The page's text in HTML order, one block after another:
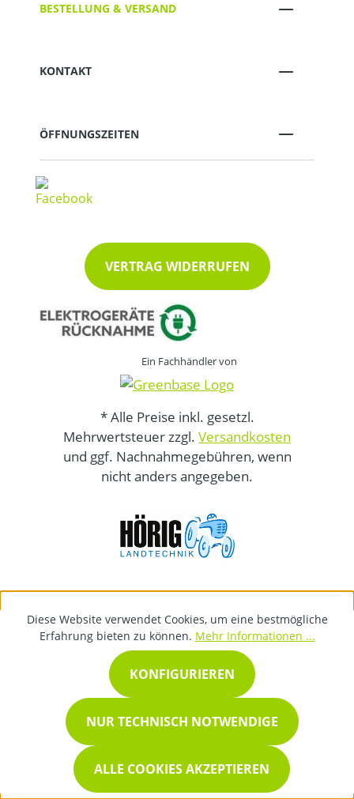
BESTELLUNG & VERSAND
KONTAKT
ÖFFNUNGSZEITEN
VERTRAG WIDERRUFEN
Ein Fachhändler von
* Alle Preise inkl. gesetzl.
Mehrwertsteuer zzgl. Versandkosten
und ggf. Nachnahmegebühren, wenn
nicht anders angegeben.
Diese Website verwendet Cookies, um eine bestmögliche
Erfahrung bieten zu können. Mehr Informationen ...
NUR TECHNISCH NOTWENDIGE
KONFIGURIEREN
ALLE COOKIES AKZEPTIEREN